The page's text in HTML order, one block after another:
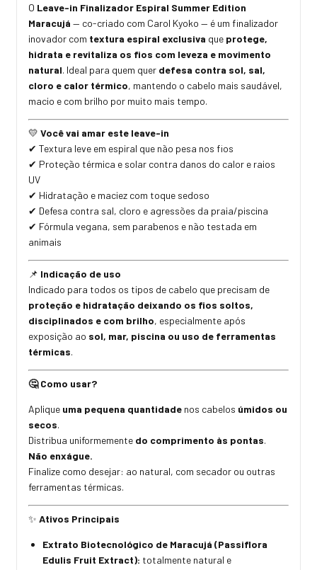
O Leave-in Finalizador Espiral Summer Edition
Maracujá — co-criado com Carol Kyoko — é um finalizador
inovador com textura espiral exclusiva que protege,
hidrata e revitaliza os fios com leveza e movimento
natural. Ideal para quem quer defesa contra sol, sal,
cloro e calor térmico, mantendo o cabelo mais saudável,
macio e com brilho por muito mais tempo.
💛 Você vai amar este leave-in
✔ Textura leve em espiral que não pesa nos fios
✔ Proteção térmica e solar contra danos do calor e raios
UV
✔ Hidratação e maciez com toque sedoso
✔ Defesa contra sal, cloro e agressões da praia/piscina
✔ Fórmula vegana, sem parabenos e não testada em
animais
📌 Indicação de uso
Indicado para todos os tipos de cabelo que precisam de
proteção e hidratação deixando os fios soltos,
disciplinados e com brilho, especialmente após
exposição ao sol, mar, piscina ou uso de ferramentas
térmicas.
🤔Como usar?
Aplique uma pequena quantidade nos cabelos úmidos ou
secos.
Distribua uniformemente do comprimento às pontas.
Não enxágue.
Finalize como desejar: ao natural, com secador ou outras
ferramentas térmicas.
✨ Ativos Principais
Extrato Biotecnológico de Maracujá (Passiflora
Edulis Fruit Extract): totalmente natural e